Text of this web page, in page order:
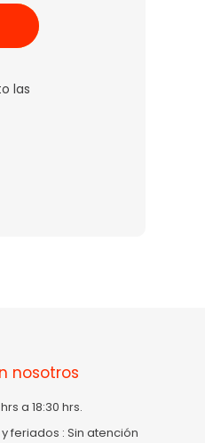
las
nosotros
a 18:30 hrs.
feriados : Sin atención